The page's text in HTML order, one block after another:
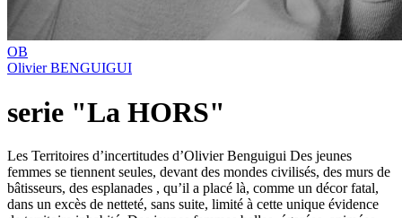
OB
Olivier BENGUIGUI
serie "La HORS"
Les Territoires d’incertitudes d’Olivier Benguigui Des jeunes
femmes se tiennent seules, devant des mondes civilisés, des murs de
bâtisseurs, des esplanades , qu’il a placé là, comme un décor fatal,
dans un excès de netteté, sans suite, limité à cette unique évidence